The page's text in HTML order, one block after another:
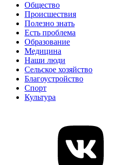
Общество
Происшествия
Полезно знать
Есть проблема
Образование
Медицина
Наши люди
Сельское хозяйство
Благоустройство
Спорт
Культура